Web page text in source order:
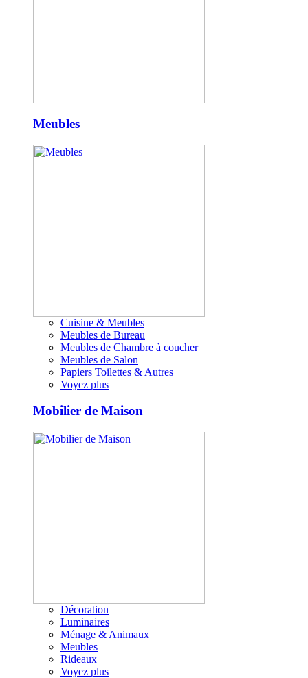
Meubles
Cuisine & Meubles
Meubles de Bureau
Meubles de Chambre à coucher
Meubles de Salon
Papiers Toilettes & Autres
Voyez plus
Mobilier de Maison
Décoration
Luminaires
Ménage & Animaux
Meubles
Rideaux
Voyez plus